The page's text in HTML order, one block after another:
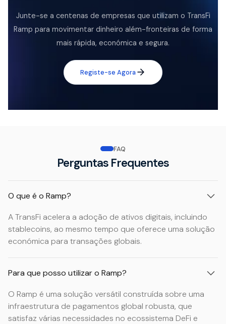
Junte-se a centenas de empresas que utilizam o TransFi
Ramp para movimentar dinheiro além-fronteiras de forma
mais rápida, económica e segura.
Registe-se Agora
FAQ
Perguntas Frequentes
O que é o Ramp?
A TransFi acelera a adoção de ativos digitais, incluindo
stablecoins, ao mesmo tempo que oferece uma solução
económica para transações globais.
Para que posso utilizar o Ramp?
O Ramp é uma solução versátil construída sobre uma
infraestrutura de pagamentos global robusta, que
satisfaz várias necessidades no ecossistema DeFi e